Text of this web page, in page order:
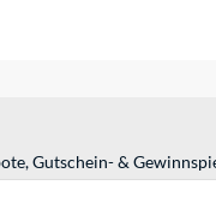
Gutschein- &